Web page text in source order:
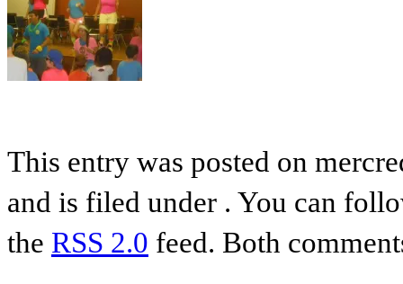
This entry was posted on
and is filed under . You can
the RSS 2.0 feed. Both